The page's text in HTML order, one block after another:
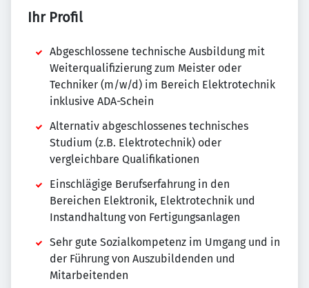
Ihr Profil
Abgeschlossene technische Ausbildung mit
Weiterqualifizierung zum Meister oder
Techniker (m/w/d) im Bereich Elektrotechnik
inklusive ADA-Schein
Alternativ abgeschlossenes technisches
Studium (z.B. Elektrotechnik) oder
vergleichbare Qualifikationen
Einschlägige Berufserfahrung in den
Bereichen Elektronik, Elektrotechnik und
Instandhaltung von Fertigungsanlagen
Sehr gute Sozialkompetenz im Umgang und in
der Führung von Auszubildenden und
Mitarbeitenden